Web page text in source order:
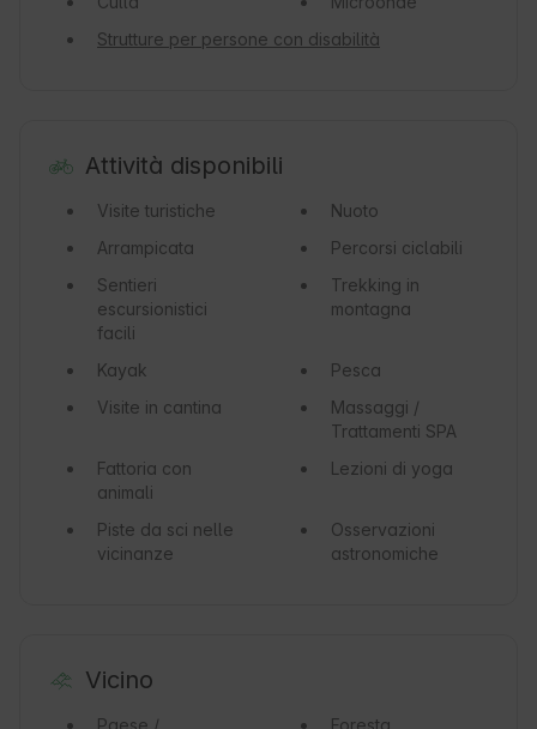
Strutture per persone con disabilità
Attività disponibili
Visite turistiche
Nuoto
Arrampicata
Percorsi ciclabili
Sentieri
escursionistici
facili
Trekking in
montagna
Kayak
Pesca
Visite in cantina
Massaggi /
Trattamenti SPA
Fattoria con
animali
Lezioni di yoga
Piste da sci nelle
vicinanze
Osservazioni
astronomiche
Vicino